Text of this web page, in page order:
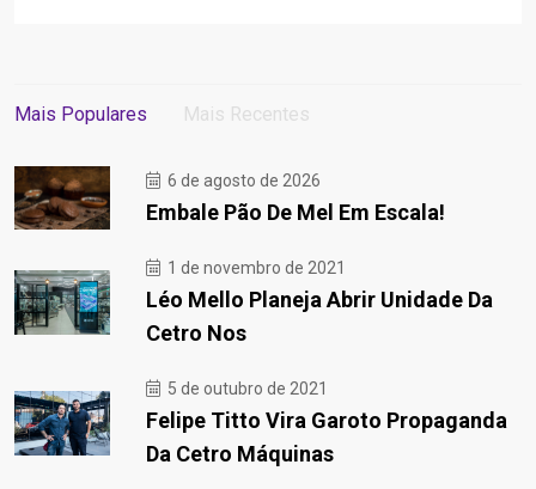
Mais Populares Mais Recentes
6 de agosto de 2026
Embale Pão De Mel Em Escala!
1 de novembro de 2021
Léo Mello Planeja Abrir Unidade Da
Cetro Nos
5 de outubro de 2021
Felipe Titto Vira Garoto Propaganda
Da Cetro Máquinas